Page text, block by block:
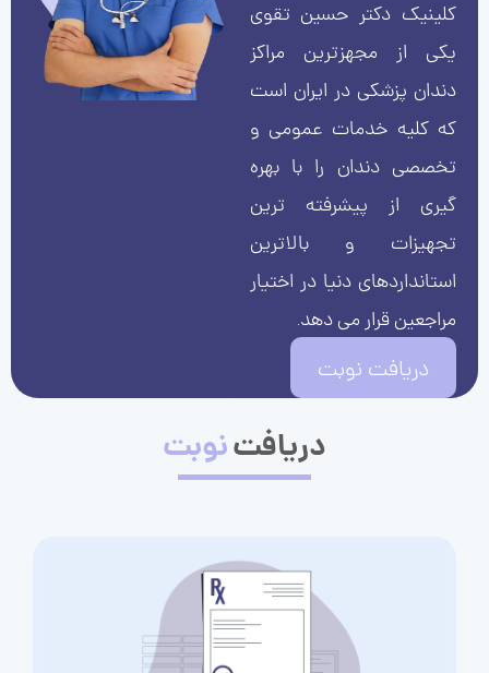
کلینیک دکتر حسین تقوی
یکی از مجهزترین مراکز
دندان پزشکی در ایران است
که کلیه خدمات عمومی و
تخصصی دندان را با بهره
گیری از پیشرفته ترین
تجهیزات و بالاترین
استانداردهای دنیا در اختیار
مراجعین قرار می دهد.
دریافت نوبت
دریافتنوبت